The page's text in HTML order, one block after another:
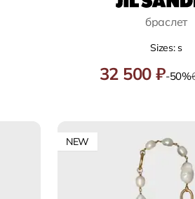
браслет
Sizes: s
32 500 ₽-50%
NEW